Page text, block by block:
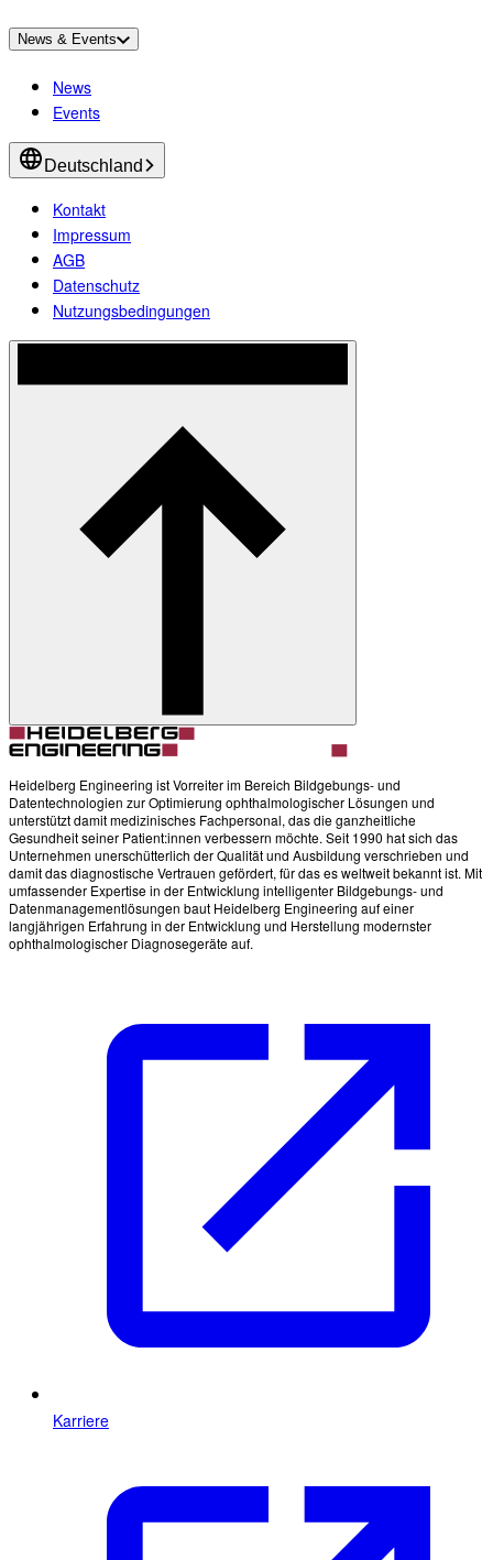
News & Events
News
Events
Deutschland
Kontakt
Impressum
AGB
Datenschutz
Nutzungsbedingungen
Heidelberg Engineering ist Vorreiter im Bereich Bildgebungs- und
Datentechnologien zur Optimierung ophthalmologischer Lösungen und
unterstützt damit medizinisches Fachpersonal, das die ganzheitliche
Gesundheit seiner Patient:innen verbessern möchte. Seit 1990 hat sich das
Unternehmen unerschütterlich der Qualität und Ausbildung verschrieben und
damit das diagnostische Vertrauen gefördert, für das es weltweit bekannt ist. Mit
umfassender Expertise in der Entwicklung intelligenter Bildgebungs- und
Datenmanagementlösungen baut Heidelberg Engineering auf einer
langjährigen Erfahrung in der Entwicklung und Herstellung modernster
ophthalmologischer Diagnosegeräte auf.
Karriere